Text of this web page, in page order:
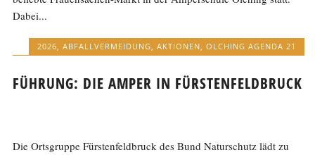
Dabei...
2026 ABFALLVERMEIDUNG AKTIONEN OLCHING AGENDA 21
FÜHRUNG: DIE AMPER IN FÜRSTENFELDBRUCK
Die Ortsgruppe Fürstenfeldbruck des Bund Naturschutz lädt zu